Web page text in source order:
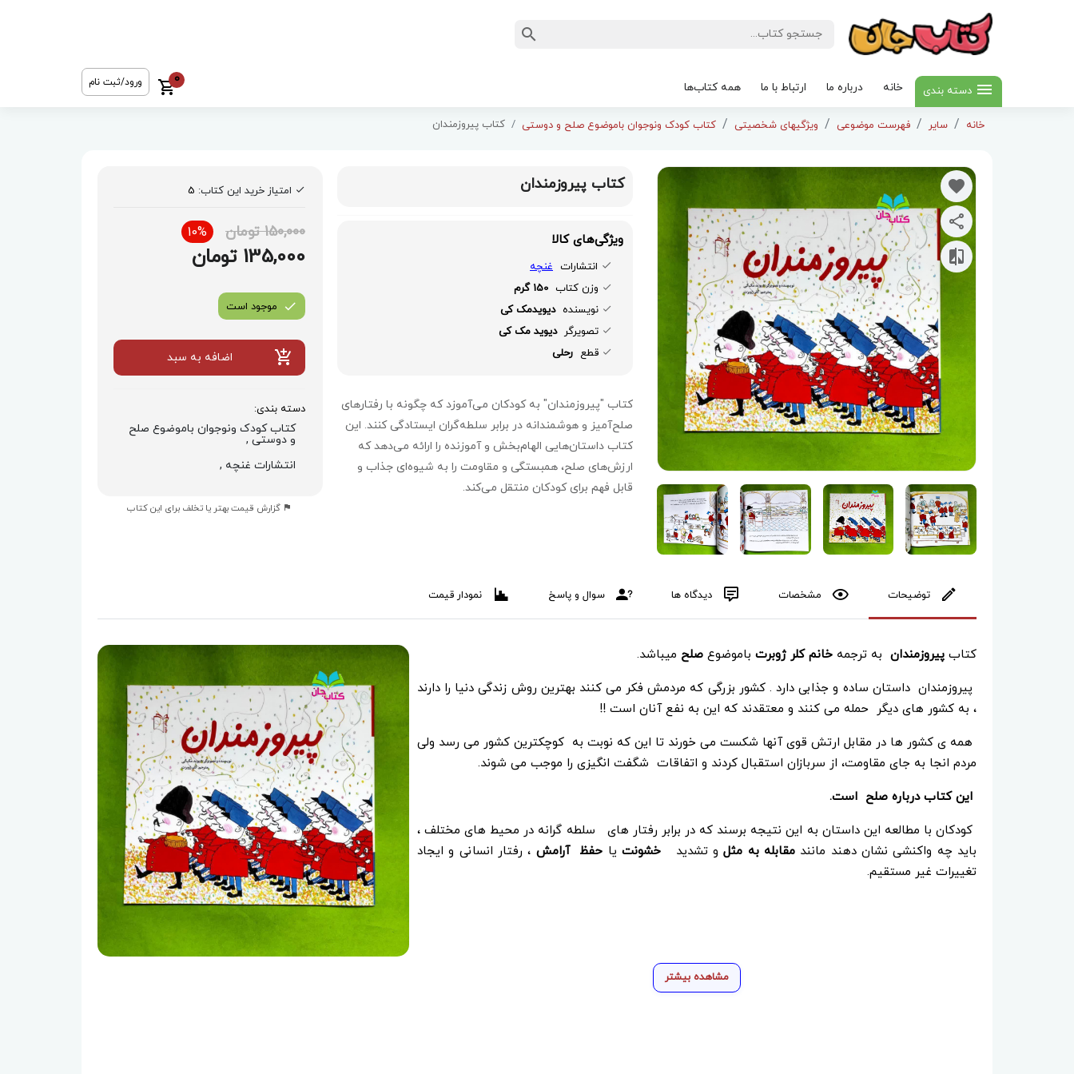
دسته بندی خانه درباره ما ارتباط با ما همه کتاب‌ها
0 ورود/ثبت نام
خانه سایر فهرست موضوعی ویژگیهای شخصیتی کتاب کودک ونوجوان باموضوع صلح و دوستی کتاب پیروزمندان
کتاب پیروزمندان
ویژگی‌های کالا
انتشارات غنچه
وزن کتاب 150 گرم
نویسنده دیویدمک کی
تصویرگر دیوید مک کی
قطع رحلی
کتاب "پیروزمندان" به کودکان می‌آموزد که چگونه با رفتارهای
صلح‌آمیز و هوشمندانه در برابر سلطه‌گران ایستادگی کنند. این
کتاب داستان‌هایی الهام‌بخش و آموزنده را ارائه می‌دهد که
ارزش‌های صلح، همبستگی و مقاومت را به شیوه‌ای جذاب و
قابل فهم برای کودکان منتقل می‌کند.
امتیاز خرید این کتاب: 5
150,000 تومان 10%
135,000 تومان
موجود است
اضافه به سبد
دسته بندی:
کتاب کودک ونوجوان باموضوع صلح
و دوستی ,
انتشارات غنچه ,
گزارش قیمت بهتر یا تخلف برای این کتاب
توضیحات مشخصات دیدگاه ها سوال و پاسخ نمودار قیمت
کتاب پیروزمندان به ترجمه خانم کلر ژوبرت باموضوع صلح میباشد.
پیروزمندان داستان ساده و جذابی دارد . کشور بزرگی که مردمش فکر می کنند بهترین روش زندگی دنیا را دارند
، به کشور های دیگر حمله می کنند و معتقدند که این به نفع آنان است !!
همه ی کشور ها در مقابل ارتش قوی آنها شکست می خورند تا این که نوبت به کوچکترین کشور می رسد ولی
مردم انجا به جای مقاومت، از سربازان استقبال کردند و اتفاقات شگفت انگیزی را موجب می شوند.
این کتاب درباره صلح است.
کودکان با مطالعه این داستان به این نتیجه برسند که در برابر رفتار های سلطه گرانه در محیط های مختلف ،
باید چه واکنشی نشان دهند مانند مقابله به مثلو تشدیدخشونت یا حفظ آرامش ، رفتار انسانی و ایجاد
تغییرات غیر مستقیم.
مشاهده بیشتر